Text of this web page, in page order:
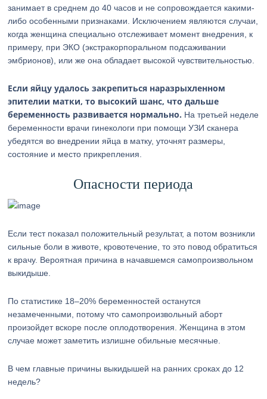
занимает в среднем до 40 часов и не сопровождается какими-
либо особенными признаками. Исключением являются случаи,
когда женщина специально отслеживает момент внедрения, к
примеру, при ЭКО (экстракорпоральном подсаживании
эмбрионов), или же она обладает высокой чувствительностью.
Если яйцу удалось закрепиться наразрыхленном
эпителии матки, то высокий шанс, что дальше
беременность развивается нормально. На третьей неделе
беременности врачи гинекологи при помощи УЗИ сканера
убедятся во внедрении яйца в матку, уточнят размеры,
состояние и место прикрепления.
Опасности периода
Если тест показал положительный результат, а потом возникли
сильные боли в животе, кровотечение, то это повод обратиться
к врачу. Вероятная причина в начавшемся самопроизвольном
выкидыше.
По статистике 18–20% беременностей останутся
незамеченными, потому что самопроизвольный аборт
произойдет вскоре после оплодотворения. Женщина в этом
случае может заметить излишне обильные месячные.
В чем главные причины выкидышей на ранних сроках до 12
недель?